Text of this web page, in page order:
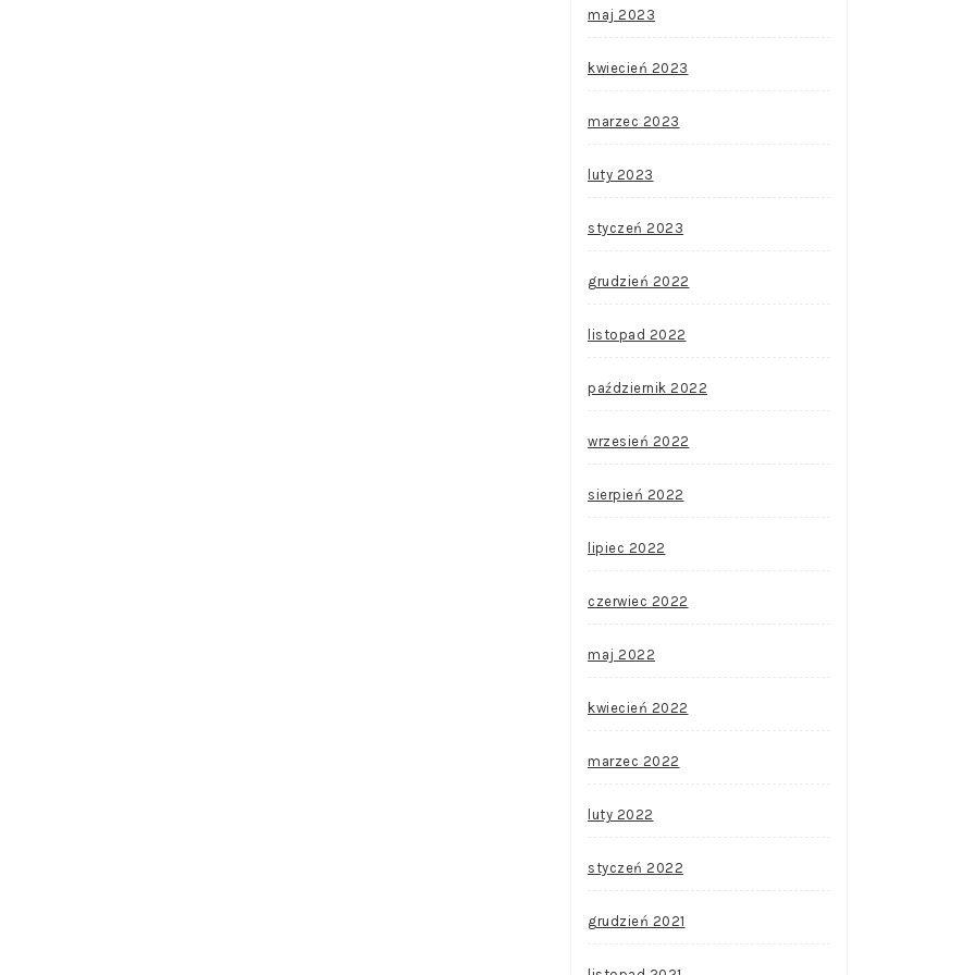
maj 2023
kwiecień 2023
marzec 2023
luty 2023
styczeń 2023
grudzień 2022
listopad 2022
październik 2022
wrzesień 2022
sierpień 2022
lipiec 2022
czerwiec 2022
maj 2022
kwiecień 2022
marzec 2022
luty 2022
styczeń 2022
grudzień 2021